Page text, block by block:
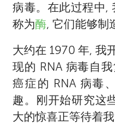
病毒。在此过程中,
称为酶, 它们能够制
大约在 1970 年, 我
现的 RNA 病毒自
癌症的 RNA 病毒
趣。刚开始研究这
大的惊喜正等待着我